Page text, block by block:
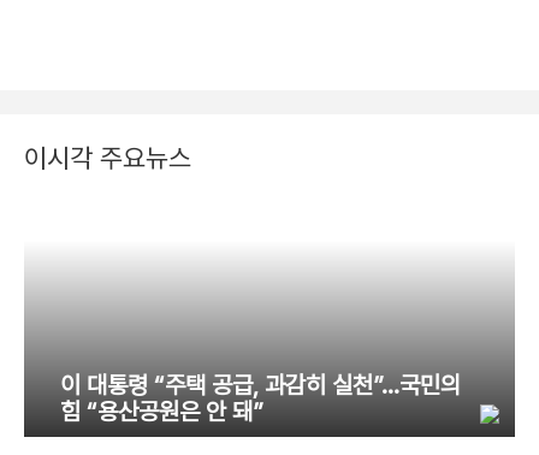
이시각 주요뉴스
이 대통령 “주택 공급, 과감히 실천”…국민의
힘 “용산공원은 안 돼”